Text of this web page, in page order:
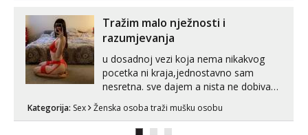
vjeruj mi, takve još nisi vidio. Uvijek sam
spremna za ONLOINE zabavu...
Tražim malo nježnosti i
razumjevanja
u dosadnoj vezi koja nema nikakvog
pocetka ni kraja,jednostavno sam
nesretna. sve dajem a nista ne dobivam
zadovoljiti moje potrebe,ne trazim puno
samo malo njeznosti i razumjevanja.
Kategorija: Sex Ženska osoba traži mušku osobu